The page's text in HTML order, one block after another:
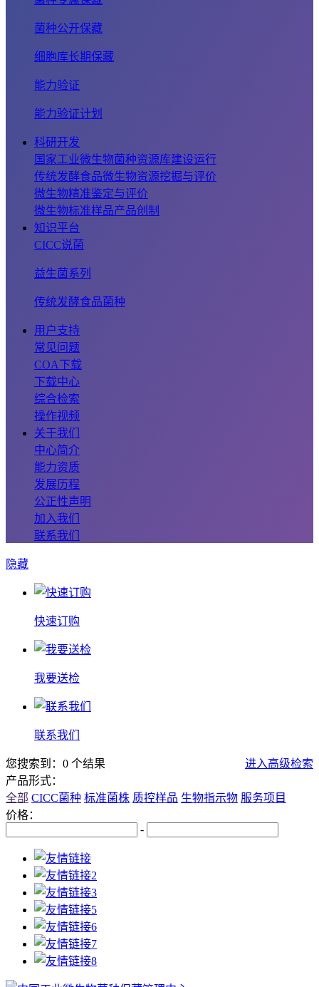
菌种公开保藏
细胞库长期保藏
能力验证
能力验证计划
科研开发
国家工业微生物菌种资源库建设运行
传统发酵食品微生物资源挖掘与评价
微生物精准鉴定与评价
微生物标准样品产品创制
知识平台
CICC说菌
益生菌系列
传统发酵食品菌种
用户支持
常见问题
COA下载
下载中心
综合检索
操作视频
关于我们
中心简介
能力资质
发展历程
公正性声明
加入我们
联系我们
隐藏
快速订购
我要送检
联系我们
您搜索到：0 个结果
进入高级检索
产品形式：
全部 CICC菌种 标准菌株 质控样品 生物指示物 服务项目
价格：
-